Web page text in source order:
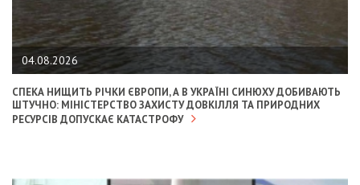
04.08.2026
СПЕКА НИЩИТЬ РІЧКИ ЄВРОПИ, А В УКРАЇНІ СИНЮХУ ДОБИВАЮТЬ
ШТУЧНО: МІНІСТЕРСТВО ЗАХИСТУ ДОВКІЛЛЯ ТА ПРИРОДНИХ
РЕСУРСІВ ДОПУСКАЄ КАТАСТРОФУ